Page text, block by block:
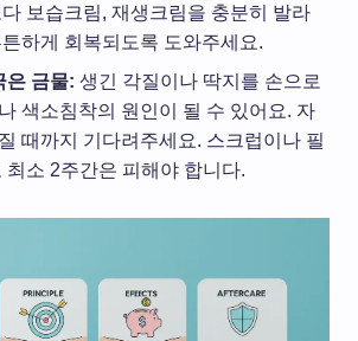
보습크림, 재생크림을 충분히 발라
하게 회복되도록 도와주세요.
은 금물: 생긴 각질이나 딱지를 손으로
색소침착의 원인이 될 수 있어요. 자
때까지 기다려주세요. 스크럽이나 필
최소 2주간은 피해야 합니다.